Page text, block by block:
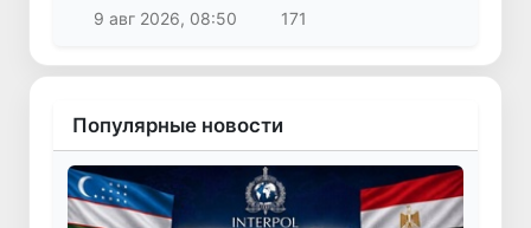
9 авг 2026, 08:50
171
Популярные новости